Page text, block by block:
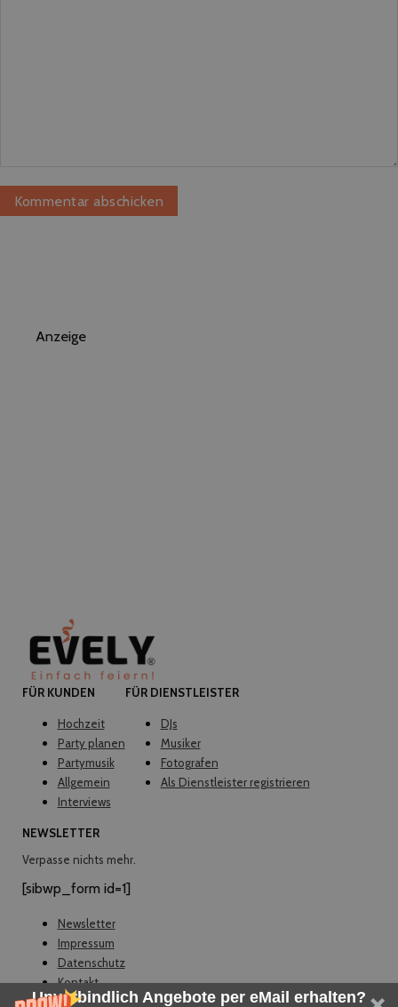
Unverbindlich Angebote per eMail erhalten?
Anzeige
FÜR KUNDEN
Hochzeit
Party planen
Partymusik
Allgemein
Interviews
FÜR DIENSTLEISTER
DJs
Musiker
Fotografen
Als Dienstleister registrieren
NEWSLETTER
Verpasse nichts mehr.
[sibwp_form id=1]
Newsletter
Impressum
Datenschutz
Kontakt